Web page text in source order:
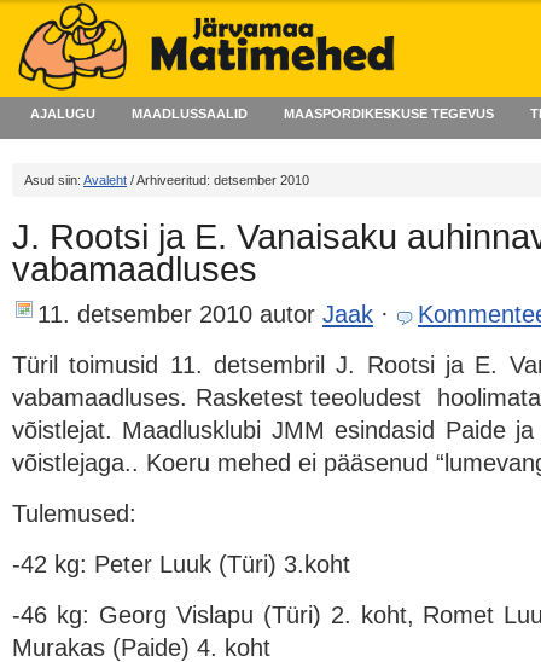
AJALUGU MAADLUSSAALID MAASPORDIKESKUSE TEGEVUS
Asud siin: Avaleht / Arhiveeritud: detsember 2010
J. Rootsi ja E. Vanaisaku
vabamaadluses
11. detsember 2010 autor Jaak ·
Türil toimusid 11. detsembril J. Rootsi ja E.
vabamaadluses. Rasketest teeoludest
võistlejat. Maadlusklubi JMM esindasid Paide
võistlejaga.. Koeru mehed ei pääsenud
Tulemused:
-42 kg: Peter Luuk (Türi) 3.koht
-46 kg: Georg Vislapu (Türi) 2. koht, Romet
Murakas (Paide) 4. koht